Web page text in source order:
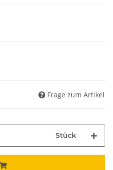
Frage zum Artikel
Stück